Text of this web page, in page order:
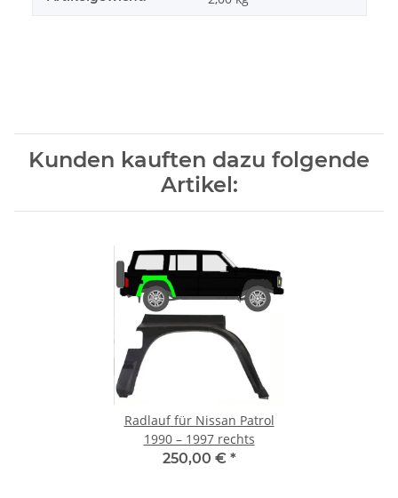
Kunden kauften dazu folgende
Artikel:
Radlauf für Nissan Patrol
1990 – 1997 rechts
250,00 € *